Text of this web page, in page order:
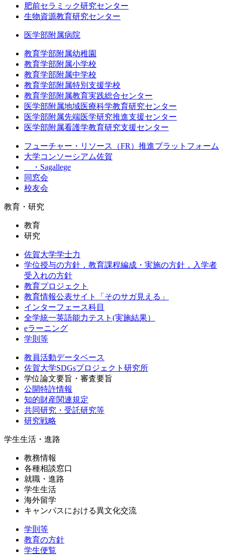
肥前セラミック研究センター
生物資源教育研究センター
医学部附属病院
教育学部附属幼稚園
教育学部附属小学校
教育学部附属中学校
教育学部附属特別支援学校
教育学部附属教育実践総合センター
医学部附属地域医療科学教育研究センター
医学部附属先端医学研究推進支援センター
医学部附属看護学教育研究支援センター
フューチャー・リソース（FR）推進プラットフォーム
大学コンソーシアム佐賀
・Sagallege
同窓会
校友会
教育・研究
教育
研究
佐賀大学学士力
学位授与の方針，教育課程編成・実施の方針，入学者
受入れの方針
教育プロジェクト
教育情報公表サイト「そのサガ見える」
インターフェース科目
全学統一英語能力テスト(実施結果）
eラーニング
学則等
教員活動データベース
佐賀大学SDGsプロジェクト研究所
学位論文要旨・審査要旨
公開特許情報
知的財産関連規定
共同研究・受託研究等
研究戦略
学生生活・進路
教務情報
各種相談窓口
就職・進路
学生生活
海外留学
キャンパスにおける異文化交流
学則等
教育の方針
学生便覧